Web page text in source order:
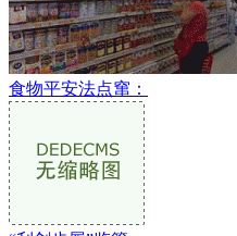
食物平安法点窜：